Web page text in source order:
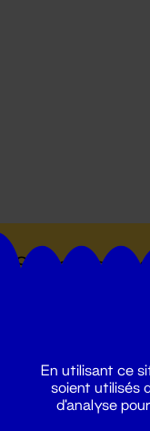
Suivez
En utilisant ce
soient utilisés
d'analyse